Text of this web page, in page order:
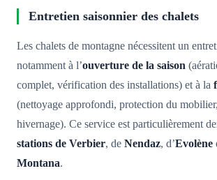
Entretien saisonnier des chalets
Les chalets de montagne nécessitent un
notamment à l’ouverture de la saison
complet, vérification des installations) et à la
(nettoyage approfondi, protection du
hivernage). Ce service est particulièrement
stations de Verbier, de Nendaz, d’Evolène
Montana.